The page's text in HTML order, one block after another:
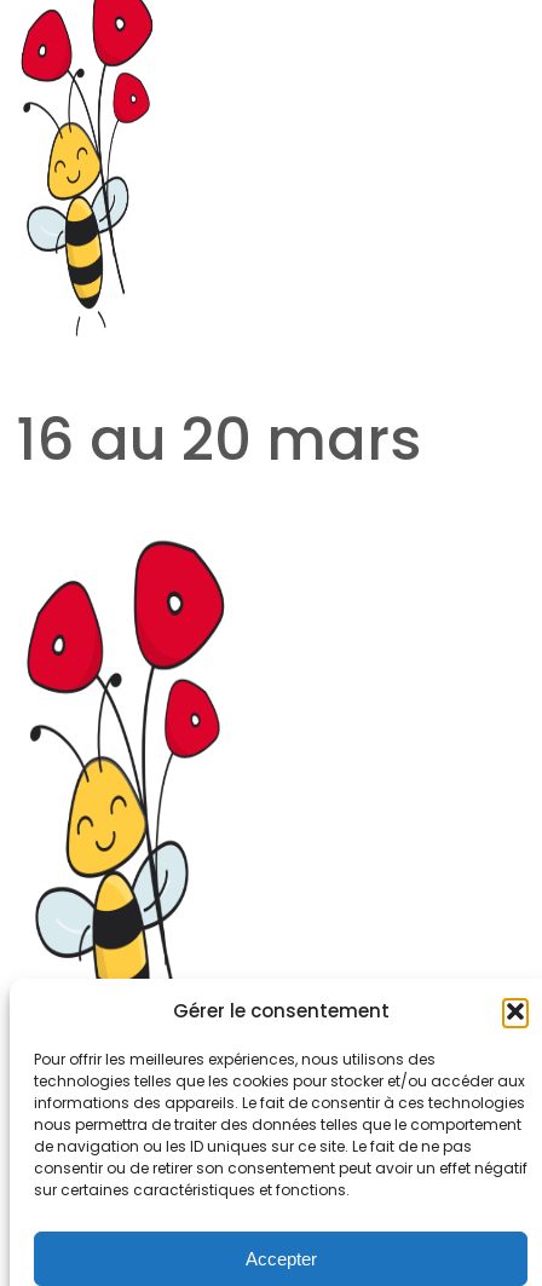
Gérer le consentement
Pour offrir les meilleures expériences, nous utilisons des
technologies telles que les cookies pour stocker et/ou accéder aux
informations des appareils. Le fait de consentir à ces technologies
nous permettra de traiter des données telles que le comportement
de navigation ou les ID uniques sur ce site. Le fait de ne pas
consentir ou de retirer son consentement peut avoir un effet négatif
sur certaines caractéristiques et fonctions.
Accepter
16 au 20 mars
26-30, rue de Bellevue
92700 COLOMBES
Tél. 01.56.83.88.30
Mentions légales